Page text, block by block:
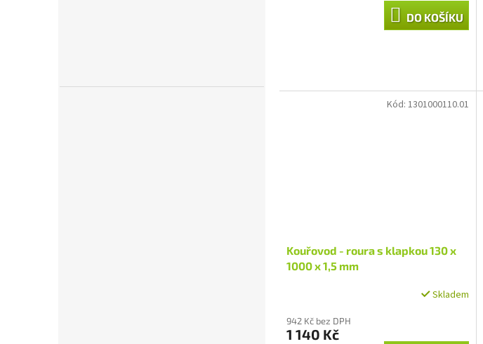
DO KOŠÍKU
Kouřovod - roura s klapkou 130 x
1000 x 1,5 mm
Skladem
942 Kč bez DPH
1 140 Kč
Kód: 1301000110.01